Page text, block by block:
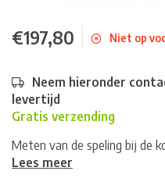
€197,80 Niet op
Neem hieronder
levertijd
Gratis verzending
Meten van de speling bij de
Lees meer